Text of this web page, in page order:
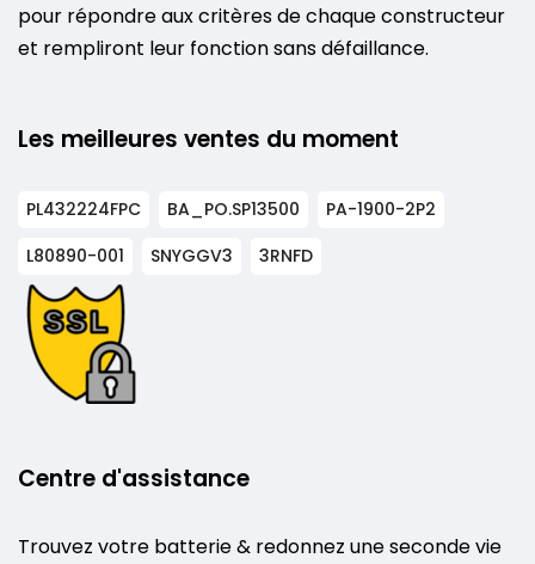
pour répondre aux critères de chaque constructeur
et rempliront leur fonction sans défaillance.
Les meilleures ventes du moment
PL432224FPC BA_PO.SP13500
PA-1900-2P2
L80890-001
SNYGGV3 3RNFD
Centre d'assistance
Trouvez votre batterie & redonnez une seconde vie